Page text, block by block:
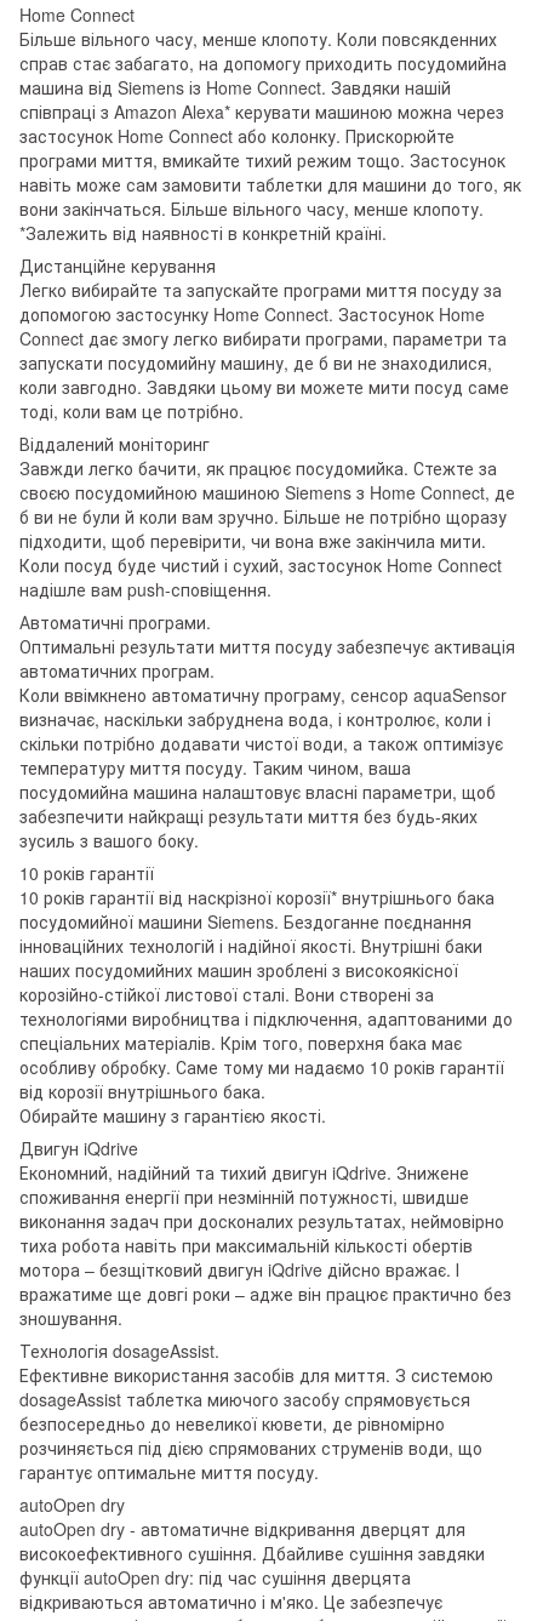
Home Connect
Більше вільного часу, менше клопоту. Коли повсякденних
справ стає забагато, на допомогу приходить посудомийна
машина від Siemens із Home Connect. Завдяки нашій
співпраці з Amazon Alexa* керувати машиною можна через
застосунок Home Connect або колонку. Прискорюйте
програми миття, вмикайте тихий режим тощо. Застосунок
навіть може сам замовити таблетки для машини до того, як
вони закінчаться. Більше вільного часу, менше клопоту.
*Залежить від наявності в конкретній країні.
Дистанційне керування
Легко вибирайте та запускайте програми миття посуду за
допомогою застосунку Home Connect. Застосунок Home
Connect дає змогу легко вибирати програми, параметри та
запускати посудомийну машину, де б ви не знаходилися,
коли завгодно. Завдяки цьому ви можете мити посуд саме
тоді, коли вам це потрібно.
Віддалений моніторинг
Завжди легко бачити, як працює посудомийка. Стежте за
своєю посудомийною машиною Siemens з Home Connect, де
б ви не були й коли вам зручно. Більше не потрібно щоразу
підходити, щоб перевірити, чи вона вже закінчила мити.
Коли посуд буде чистий і сухий, застосунок Home Connect
надішле вам push-сповіщення.
Автоматичні програми.
Оптимальні результати миття посуду забезпечує активація
автоматичних програм.
Коли ввімкнено автоматичну програму, сенсор aquaSensor
визначає, наскільки забруднена вода, і контролює, коли і
скільки потрібно додавати чистої води, а також оптимізує
температуру миття посуду. Таким чином, ваша
посудомийна машина налаштовує власні параметри, щоб
забезпечити найкращі результати миття без будь-яких
зусиль з вашого боку.
10 років гарантії
10 років гарантії від наскрізної корозії* внутрішнього бака
посудомийної машини Siemens. Бездоганне поєднання
інноваційних технологій і надійної якості. Внутрішні баки
наших посудомийних машин зроблені з високоякісної
корозійно-стійкої листової сталі. Вони створені за
технологіями виробництва і підключення, адаптованими до
спеціальних матеріалів. Крім того, поверхня бака має
особливу обробку. Саме тому ми надаємо 10 років гарантії
від корозії внутрішнього бака.
Обирайте машину з гарантією якості.
Двигун iQdrive
Економний, надійний та тихий двигун iQdrive. Знижене
споживання енергії при незмінній потужності, швидше
виконання задач при досконалих результатах, неймовірно
тиха робота навіть при максимальній кількості обертів
мотора – безщітковий двигун iQdrive дійсно вражає. І
вражатиме ще довгі роки – адже він працює практично без
зношування.
Технологія dosageAssist.
Ефективне використання засобів для миття. З системою
dosageAssist таблетка миючого засобу спрямовується
безпосередньо до невеликої кювети, де рівномірно
розчиняється під дією спрямованих струменів води, що
гарантує оптимальне миття посуду.
autoOpen dry
autoOpen dry - автоматичне відкривання дверцят для
високоефективного сушіння. Дбайливе сушіння завдяки
функції autoOpen dry: під час сушіння дверцята
відкриваються автоматично і м'яко. Це забезпечує